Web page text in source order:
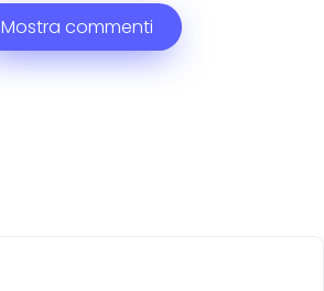
Mostra commenti